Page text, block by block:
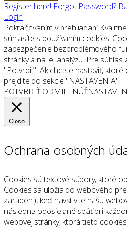
Register here! Forgot Password?
Login
Pokračovaním v prehliadaní
súhlasíte s používaním cookies.
zabezpečenie bezproblémového
stránky a na jej analýzu. Pre súhlas
"Potvrdiť". Ak chcete nastaviť,
prejdite do sekcie "NASTAVENIA"
POTVRDIŤ ODMIETNÚŤ
Close
Ochrana osobných
Cookies sú textové súbory, ktoré
Cookies sa uložia do webového
zaradení), keď navštívite našu
následne odosielané späť pri
webovej stránky, ktorá tieto